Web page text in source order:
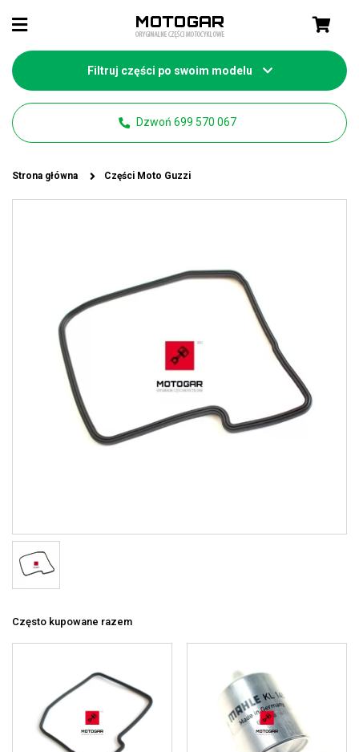
Filtruj części po swoim modelu
Dzwoń 699 570 067
Strona główna Części Moto Guzzi
Często kupowane razem